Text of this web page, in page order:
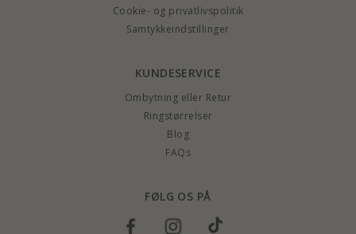
Cookie- og privatlivspolitik
Samtykkeindstillinger
KUNDESERVICE
Ombytning eller Retur
Ringstørrelser
Blog
FAQs
FØLG OS PÅ